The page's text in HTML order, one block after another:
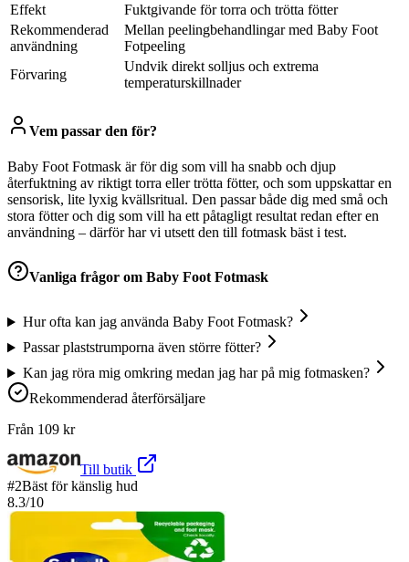
Effekt
Fuktgivande för torra och trötta fötter
Rekommenderad
användning
Mellan peelingbehandlingar med Baby Foot
Fotpeeling
Förvaring
Undvik direkt solljus och extrema
temperaturskillnader
Vem passar den för?
Baby Foot Fotmask är för dig som vill ha snabb och djup
återfuktning av riktigt torra eller trötta fötter, och som uppskattar en
sensorisk, lite lyxig kvällsritual. Den passar både dig med små och
stora fötter och dig som vill ha ett påtagligt resultat redan efter en
användning – därför har vi utsett den till fotmask bäst i test.
Vanliga frågor om Baby Foot Fotmask
Hur ofta kan jag använda Baby Foot Fotmask?
Passar plaststrumporna även större fötter?
Kan jag röra mig omkring medan jag har på mig fotmasken?
Rekommenderad återförsäljare
Från 109 kr
Till butik
#2Bäst för känslig hud
8.3/10